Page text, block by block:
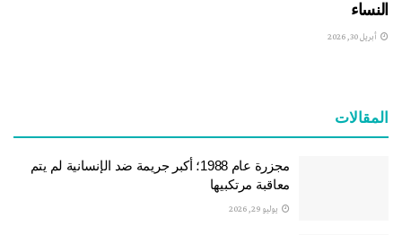
النساء
أبريل 30, 2026
المقالات
مجزرة عام 1988؛ أكبر جريمة ضد الإنسانية لم يتم
معاقبة مرتكبيها
يوليو 29, 2026